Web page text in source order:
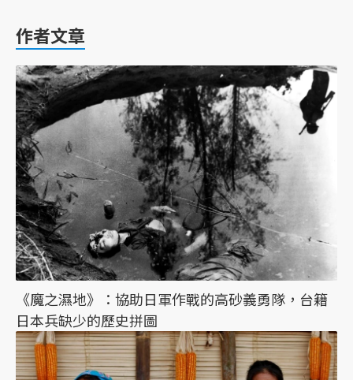
作者文章
《魔之濕地》：協助日軍作戰的高砂義勇隊，台籍
日本兵缺少的歷史拼圖